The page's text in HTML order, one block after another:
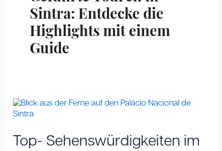
Sintra: Entdecke die
Highlights mit einem
Guide
Top- Sehenswürdigkeiten im
Top-
Sehenswürdigkeiten
märchenhaften
Sintra,